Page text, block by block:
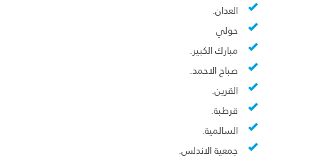
العدان.
حولي
مبارك الكبير.
صباح الاحمد.
القرين.
قرطبة.
السالمية.
جمعية الاندلس.